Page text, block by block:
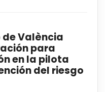
de València
para
en la pilota
del riesgo